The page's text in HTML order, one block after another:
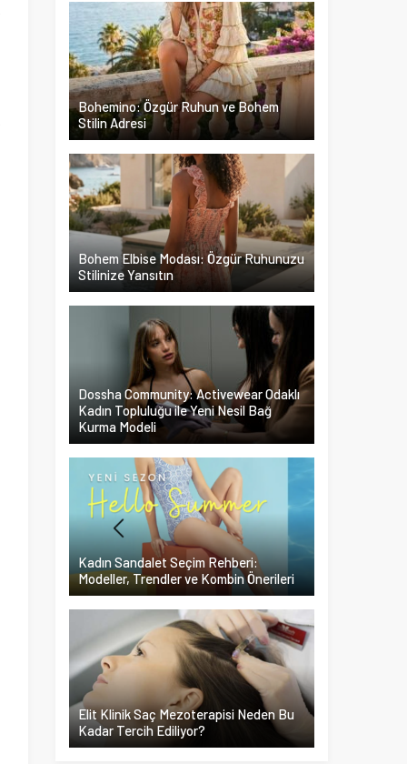
Bohemino: Özgür Ruhun ve Bohem
Stilin Adresi
Bohem Elbise Modası: Özgür Ruhunuzu
Stilinize Yansıtın
Dossha Community: Activewear Odaklı
Kadın Topluluğu ile Yeni Nesil Bağ
Kurma Modeli
Kadın Sandalet Seçim Rehberi:
Modeller, Trendler ve Kombin Önerileri
Elit Klinik Saç Mezoterapisi Neden Bu
Kadar Tercih Ediliyor?